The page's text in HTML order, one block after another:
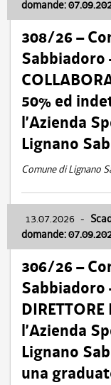
domande:
308/26 –
Sabbiadoro
50% ed
l’Azienda
Lignano
Comune di Lignano
13.07.2026 -
domande:
306/26 –
Sabbiadoro
l’Azienda
Lignano
una